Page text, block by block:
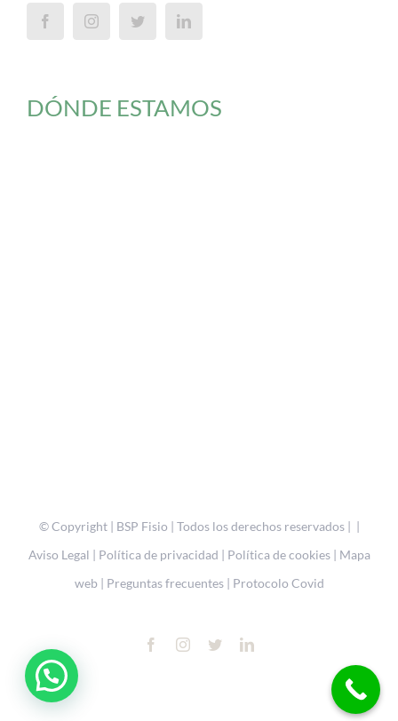
DÓNDE ESTAMOS
© Copyright | BSP Fisio | Todos los derechos reservados | |
Aviso Legal | Política de privacidad | Política de cookies| Mapa
web| Preguntas frecuentes| Protocolo Covid
FacebookInstagram
TwitterLinkedIn